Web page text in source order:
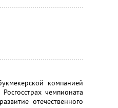
компанией
чемпионата
отечественного